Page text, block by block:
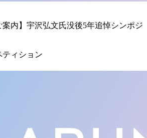
案内】宇沢弘文氏没後5年追悼シンポジ
ティション